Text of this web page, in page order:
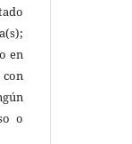
en
o